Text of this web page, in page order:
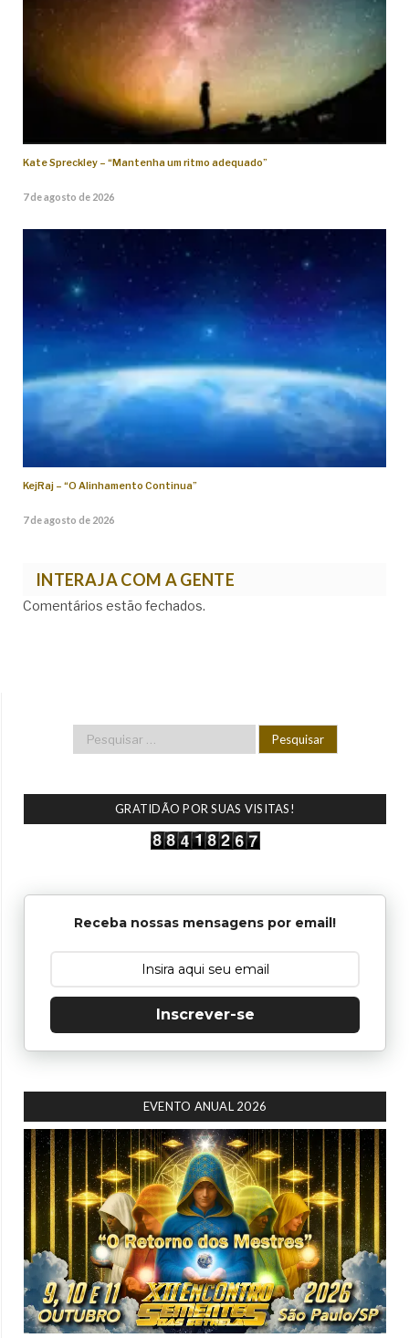
Kate Spreckley – “Mantenha um ritmo adequado”
7 de agosto de 2026
KejRaj – “O Alinhamento Continua”
7 de agosto de 2026
INTERAJA COM A GENTE
Comentários estão fechados.
GRATIDÃO POR SUAS VISITAS!
Receba nossas mensagens por email!
Inscrever-se
EVENTO ANUAL 2026